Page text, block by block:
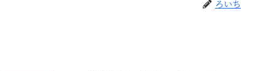
ろいち